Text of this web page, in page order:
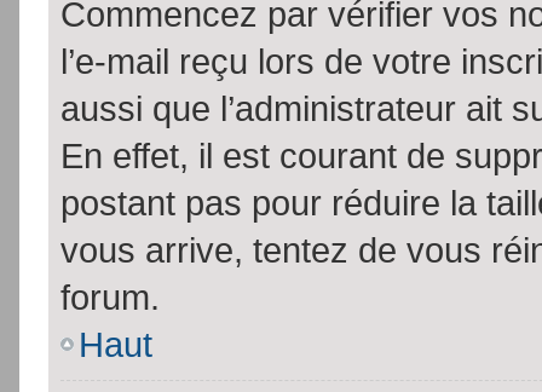
Commencez par vérifier vos
l’e-mail reçu lors de votre
aussi que l’administrateur ait
En effet, il est courant de
postant pas pour réduire la
vous arrive, tentez de vous
forum.
Haut